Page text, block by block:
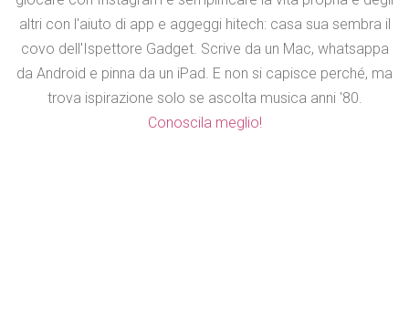
altri con l'aiuto di app e aggeggi hitech: casa sua sembra il
covo dell'Ispettore Gadget. Scrive da un Mac, whatsappa
da Android e pinna da un iPad. E non si capisce perché, ma
trova ispirazione solo se ascolta musica anni '80.
Conoscila meglio!